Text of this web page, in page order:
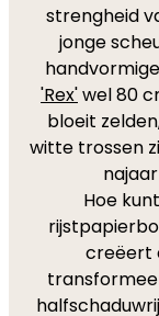
strengheid
jonge
'Rex'wel 80
bloeit
witte trossen
Hoe
creëert